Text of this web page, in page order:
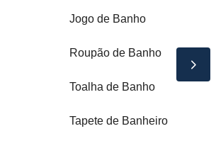
Jogo de Banho
Roupão de Banho
Toalha de Banho
Tapete de Banheiro